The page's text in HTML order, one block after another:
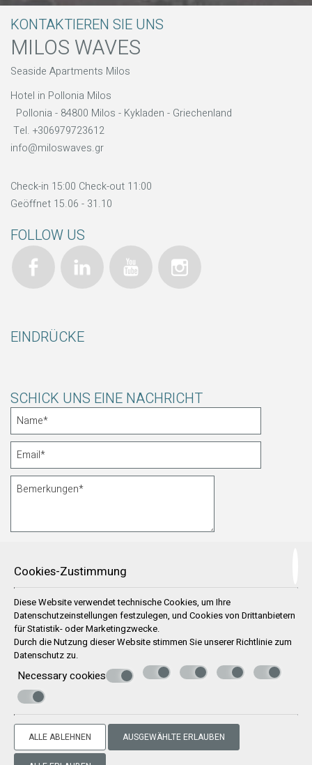
KONTAKTIEREN SIE UNS
MILOS WAVES
Seaside Apartments Milos
Hotel in Pollonia Milos
Pollonia - 84800 Milos - Kykladen - Griechenland
Tel. +306979723612
info@miloswaves.gr
Check-in 15:00 Check-out 11:00
Geöffnet 15.06 - 31.10
FOLLOW US
EINDRÜCKE
SCHICK UNS EINE NACHRICHT
Ich bin mit der Speicherung meiner Daten einverstanden
SENDEN
Cookies-Zustimmung
Diese Website verwendet technische Cookies, um Ihre
Datenschutzeinstellungen festzulegen, und Cookies von Drittanbietern
für Statistik- oder Marketingzwecke.
Durch die Nutzung dieser Website stimmen Sie unserer Richtlinie zum
Datenschutz zu.
Necessary cookies
ALLE ABLEHNEN AUSGEWÄHLTE ERLAUBEN